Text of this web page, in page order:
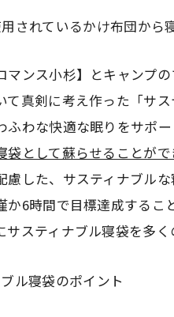
されているかけ布団か
マンス小杉】とキャンプ
て真剣に考え作った「サス
ふわな快適な眠りをサポー
として蘇らせることがで
慮した、サスティナブル
か6時間で目標達成するこ
サスティナブル寝袋を多
ル寝袋のポイント